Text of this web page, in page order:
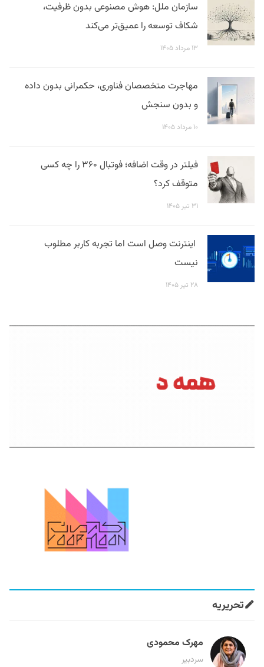
سازمان ملل: هوش مصنوعی بدون ظرفیت،
شکاف توسعه را عمیق‌تر می‌کند
۱۳ مرداد ۱۴۰۵
مهاجرت متخصصان فناوری، حکمرانی بدون داده
و بدون سنجش
۱۰ مرداد ۱۴۰۵
فیلتر در وقت اضافه؛ فوتبال ۳۶۰ را چه کسی
متوقف کرد؟
۳۱ تیر ۱۴۰۵
اینترنت وصل است اما تجربه کاربر مطلوب
نیست
۲۸ تیر ۱۴۰۵
تحریریه
مهرک محمودی
سردبیر